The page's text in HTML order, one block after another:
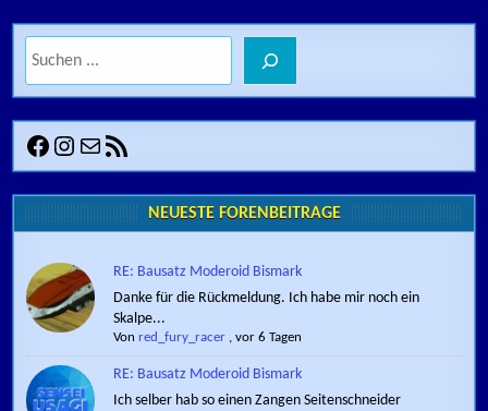
Facebook
Instagram
E-MailRSS-Feed
NEUESTE FORENBEITRÄGE
RE: Bausatz Moderoid Bismark
Danke für die Rückmeldung. Ich habe mir noch ein
Skalpe...
Vonred_fury_racer ,vor 6 Tagen
RE: Bausatz Moderoid Bismark
Ich selber hab so einen Zangen Seitenschneider